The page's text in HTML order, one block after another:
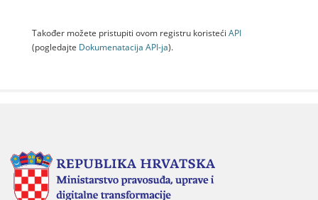
Također možete pristupiti ovom registru koristeći API
(pogledajte Dokumenаtаcijа API-jа).